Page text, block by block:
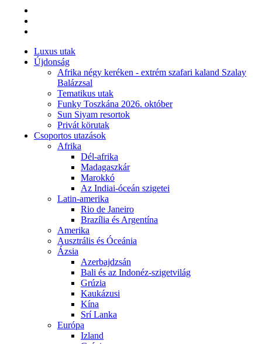
Luxus utak
Újdonság
Afrika négy keréken - extrém szafari kaland Szalay
Balázzsal
Tematikus utak
Funky Toszkána 2026. október
Sun Siyam resortok
Privát körutak
Csoportos utazások
Afrika
Dél-afrika
Madagaszkár
Marokkó
Az Indiai-óceán szigetei
Latin-amerika
Rio de Janeiro
Brazília és Argentína
Amerika
Ausztrális és Óceánia
Ázsia
Azerbajdzsán
Bali és az Indonéz-szigetvilág
Grúzia
Kaukázusi
Kína
Srí Lanka
Európa
Izland